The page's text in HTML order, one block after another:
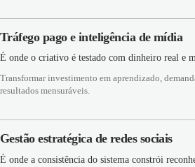
Tráfego pago e inteligência de mídia
É onde o criativo é testado com dinheiro real e
Transformar investimento em aprendizado,
resultados mensuráveis.
Gestão estratégica de redes sociais
É onde a consistência do sistema constrói